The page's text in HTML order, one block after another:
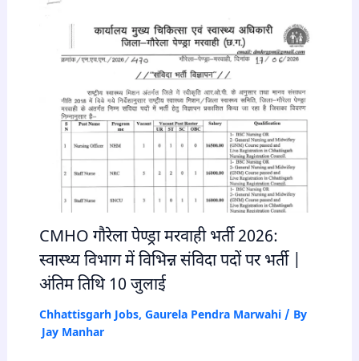
CMHO गौरेला पेण्ड्रा मरवाही भर्ती 2026:
स्वास्थ्य विभाग में विभिन्न संविदा पदों पर भर्ती |
अंतिम तिथि 10 जुलाई
Chhattisgarh Jobs, Gaurela Pendra Marwahi/ By
Jay Manhar